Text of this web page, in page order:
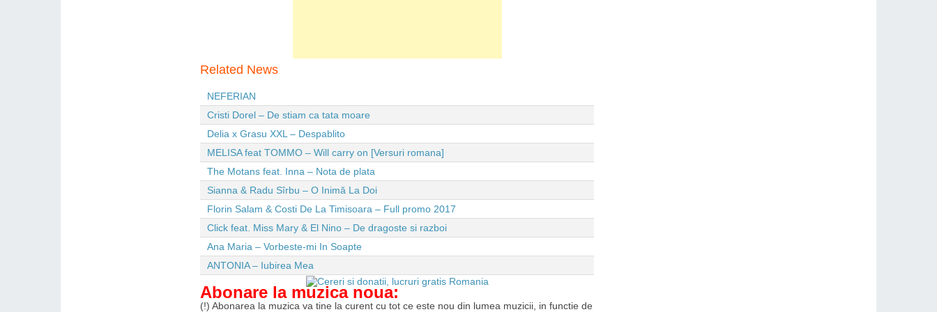
Related News
NEFERIAN
Cristi Dorel – De stiam ca tata moare
Delia x Grasu XXL – Despablito
MELISA feat TOMMO – Will carry on [Versuri romana]
The Motans feat. Inna – Nota de plata
Sianna & Radu Sîrbu – O Inimă La Doi
Florin Salam & Costi De La Timisoara – Full promo 2017
Click feat. Miss Mary & El Nino – De dragoste si razboi
Ana Maria – Vorbeste-mi In Soapte
ANTONIA – Iubirea Mea
Abonare la muzica noua:
(!) Abonarea la muzica va tine la curent cu tot ce este nou din lumea muzicii, in functie de